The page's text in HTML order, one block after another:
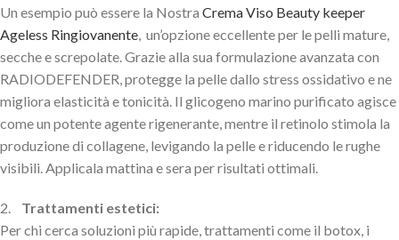
Un esempio può essere la Nostra Crema Viso Beauty keeper
Ageless Ringiovanente, un’opzione eccellente per le pelli mature,
secche e screpolate. Grazie alla sua formulazione avanzata con
RADIODEFENDER, protegge la pelle dallo stress ossidativo e ne
migliora elasticità e tonicità. Il glicogeno marino purificato agisce
come un potente agente rigenerante, mentre il retinolo stimola la
produzione di collagene, levigando la pelle e riducendo le rughe
visibili. Applicala mattina e sera per risultati ottimali.
2. Trattamenti estetici:
Per chi cerca soluzioni più rapide, trattamenti come il botox, i